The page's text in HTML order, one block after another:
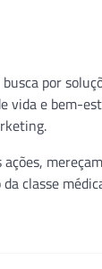
por
e bem-
classe